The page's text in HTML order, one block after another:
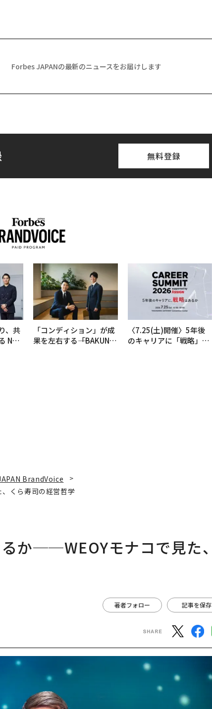
Forbes JAPANの最新のニュースをお届けします
無料登録
、共
NOR
「コンディション」が成
果を左右する――「BAKUN
〈7.25(土)開催〉5年後
のキャリアに「戦略」は
BrandVoice
くら寿司の経営哲学
か──WEOYモナコで見た、
著者フォロー 記事を保存